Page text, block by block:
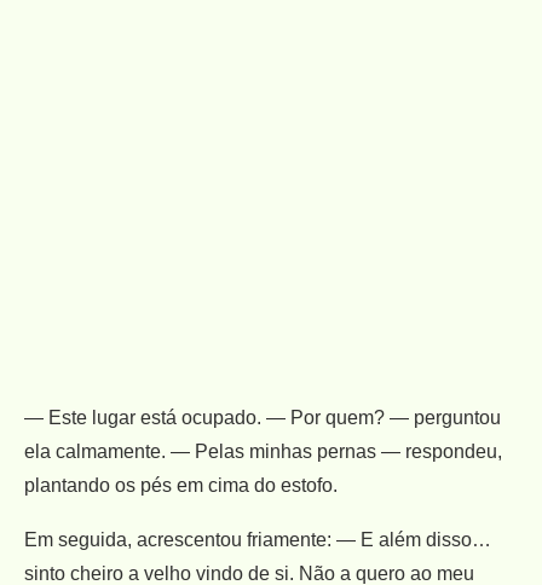
— Este lugar está ocupado. — Por quem? — perguntou
ela calmamente. — Pelas minhas pernas — respondeu,
plantando os pés em cima do estofo.
Em seguida, acrescentou friamente: — E além disso…
sinto cheiro a velho vindo de si. Não a quero ao meu